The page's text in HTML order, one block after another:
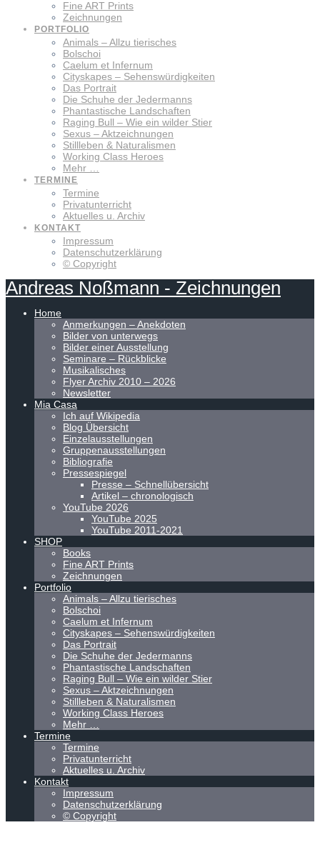
Fine ART Prints
Zeichnungen
PORTFOLIO
Animals – Allzu tierisches
Bolschoi
Caelum et Infernum
Cityskapes – Sehenswürdigkeiten
Das Portrait
Die Schuhe der Jedermanns
Phantastische Landschaften
Raging Bull – Wie ein wilder Stier
Sexus – Aktzeichnungen
Stillleben & Naturalismen
Working Class Heroes
Mehr …
TERMINE
Termine
Privatunterricht
Aktuelles u. Archiv
KONTAKT
Impressum
Datenschutzerklärung
© Copyright
Andreas Noßmann - Zeichnungen
Home
Anmerkungen – Anekdoten
Bilder von unterwegs
Bilder einer Ausstellung
Seminare – Rückblicke
Musikalisches
Flyer Archiv 2010 – 2026
Newsletter
Mia Casa
Ich auf Wikipedia
Blog Übersicht
Einzelausstellungen
Gruppenausstellungen
Bibliografie
Pressespiegel
Presse – Schnellübersicht
Artikel – chronologisch
YouTube 2026
YouTube 2025
YouTube 2011-2021
SHOP
Books
Fine ART Prints
Zeichnungen
Portfolio
Animals – Allzu tierisches
Bolschoi
Caelum et Infernum
Cityskapes – Sehenswürdigkeiten
Das Portrait
Die Schuhe der Jedermanns
Phantastische Landschaften
Raging Bull – Wie ein wilder Stier
Sexus – Aktzeichnungen
Stillleben & Naturalismen
Working Class Heroes
Mehr …
Termine
Termine
Privatunterricht
Aktuelles u. Archiv
Kontakt
Impressum
Datenschutzerklärung
© Copyright